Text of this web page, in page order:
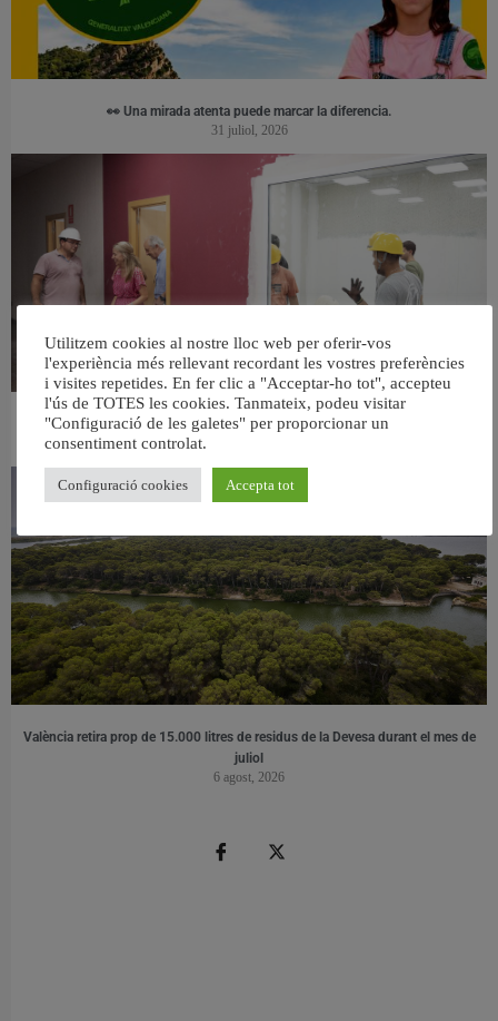
👀 Una mirada atenta puede marcar la diferencia.
31 juliol, 2026
València ultima el nou centre per a persones majors del barri de Sant Antoni
València retira prop de 15.000 litres de residus de la Devesa durant el mes de
juliol
6 agost, 2026
Utilitzem cookies al nostre lloc web per oferir-vos
l'experiència més rellevant recordant les vostres preferències
i visites repetides. En fer clic a "Acceptar-ho tot", accepteu
l'ús de TOTES les cookies. Tanmateix, podeu visitar
"Configuració de les galetes" per proporcionar un
consentiment controlat.
Configuració cookies Accepta tot